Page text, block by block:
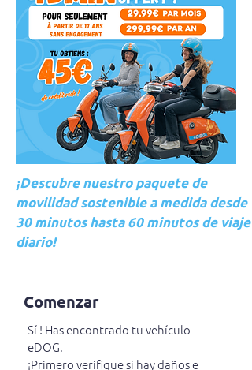
¡Descubre nuestro paquete de
movilidad sostenible a medida desde
30 minutos hasta 60 minutos de viaje
diario!
Comenzar
Sí ! Has encontrado tu vehículo
eDOG.
¡Primero verifique si hay daños e